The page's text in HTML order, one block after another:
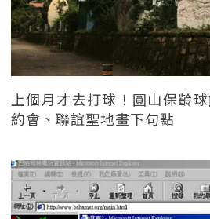
上個月才去打球！圓山保齡
約會、聯誼聖地畫下句點